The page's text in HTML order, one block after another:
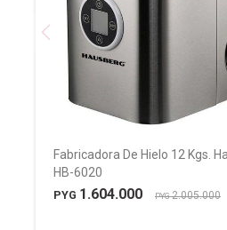
Fabricadora De Hielo 12 Kgs.
HB-6020
PYG 1.604.000 PYG2.005.000